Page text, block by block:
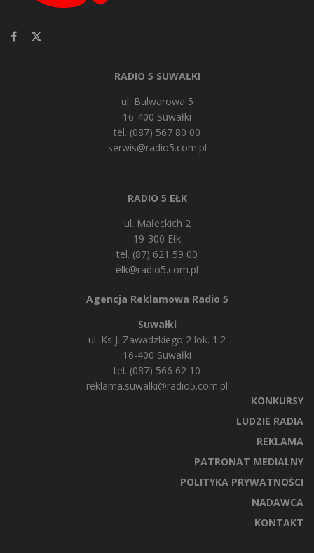
RADIO 5 SUWAŁKI
ul. Bulwarowa 5
16-400 Suwałki
tel. (087) 567 80 00
serwis@radio5.com.pl
RADIO 5 EŁK
ul. Małeckich 2
19-300 Ełk
tel. (87) 621 59 00
elk@radio5.com.pl
Agencja Reklamowa Radio 5
Suwałki
ul. Ks J. Zawadzkiego 2 lok. 1.2
16-400 Suwałki
tel. (087) 566 62 10
reklama.suwalki@radio5.com.pl
KONKURSY
LUDZIE RADIA
REKLAMA
PATRONAT MEDIALNY
POLITYKA PRYWATNOŚCI
NADAWCA
KONTAKT